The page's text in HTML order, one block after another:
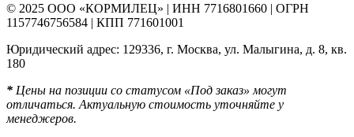
© 2025 ООО «КОРМИЛЕЦ» | ИНН 7716801660 | ОГРН
1157746756584 | КПП 771601001
Юридический адрес: 129336, г. Москва, ул. Малыгина, д. 8, кв.
180
* Цены на позиции со статусом «Под заказ» могут
отличаться. Актуальную стоимость уточняйте у
менеджеров.